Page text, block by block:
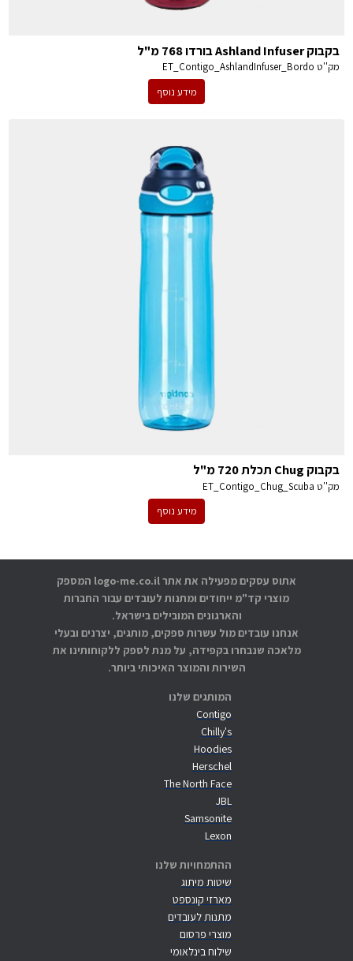
בקבוק Ashland Infuser בורדו 768 מ"ל
מק''ט ET_Contigo_AshlandInfuser_Bordo
מידע נוסף
בקבוק Chug תכלת 720 מ"ל
מק''ט ET_Contigo_Chug_Scuba
מידע נוסף
המותגים שלנו
Contigo
Chilly's
Hoodies
Herschel
The North Face
JBL
Samsonite
Lexon
ההתמחויות שלנו
שיטות מיתוג
מארזי קונספט
מתנות לעובדים
מוצרי פרסום
שילוח בינלאומי
אתוס עסקים מפעילה את אתר logo-me.co.il המספק
מוצרי קד"מ ייחודים ומתנות לעובדים עבור החברות
והארגונים המובילים בישראל.
אנחנו עובדים מול עשרות ספקים, מותגים, יצרנים ובעלי
מלאכה שנבחרו בקפידה, על מנת לספק ללקוחותינו את
השירות והמוצר האיכותי ביותר.